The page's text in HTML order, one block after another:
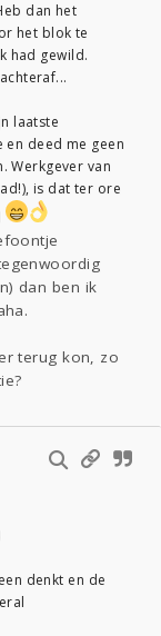
dan het
het blok te
had gewild.
laatste
en deed me geen
Werkgever van
is dat ter ore
dan ben ik
terug kon, zo
denkt en de